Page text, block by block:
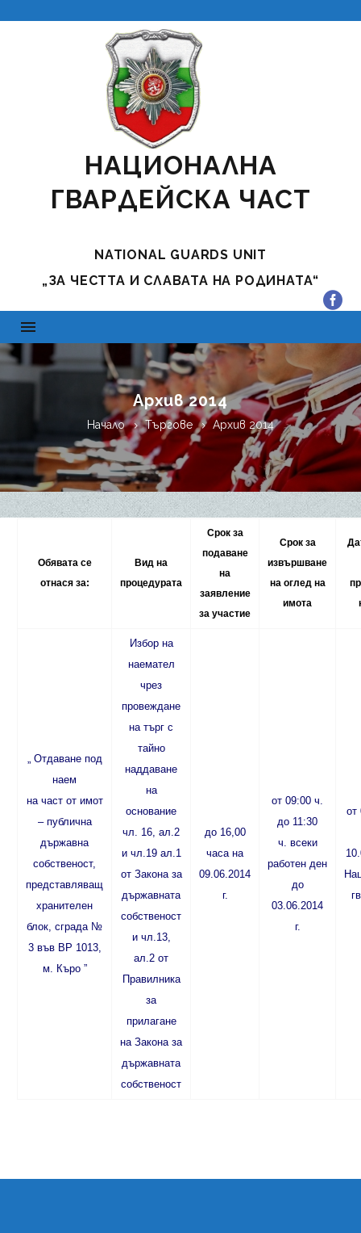
НАЦИОНАЛНА
ГВАРДЕЙСКА ЧАСТ
NATIONAL GUARDS UNIT
„ЗА ЧЕСТТА И СЛАВАТА НА РОДИНАТА“
Архив 2014
Начало Търгове Архив 2014
Обявата се
отнася за:
Вид на
процедурата
Срок за
подаване
на
заявление
за участие
Срок за
извършване
на оглед на
имота
„ Отдаване под
наем
на част от имот
– публична
държавна
собственост,
представляващ
хранителен
блок, сграда №
3 във ВР 1013,
м. Къро ”
Избор на
наемател
чрез
провеждане
на търг с
тайно
наддаване
на
основание
чл. 16, ал.2
и чл.19 ал.1
от Закона за
държавната
собственост
и чл.13,
ал.2 от
Правилника
за
прилагане
на Закона за
държавната
собственост
до 16,00
часа на
09.06.2014
г.
от 09:00 ч.
до 11:30
ч. всеки
работен ден
до
03.06.2014
г.
от